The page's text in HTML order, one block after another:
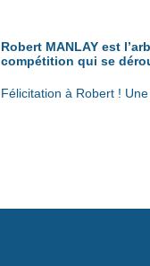
Robert MANLAY est
compétition qui se
Félicitation à Robert !